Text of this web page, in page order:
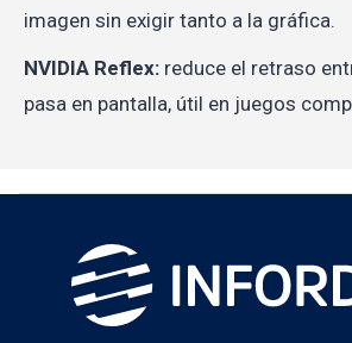
imagen sin exigir tanto a la gráfica.
NVIDIA Reflex: reduce el retraso
pasa en pantalla, útil en juegos